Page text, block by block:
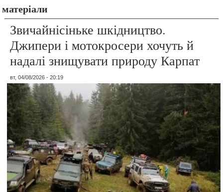
матеріали
Звичайнісіньке шкідництво.
Джипери і мотокросери хочуть й
надалі знищувати природу Карпат
вт, 04/08/2026 - 20:19